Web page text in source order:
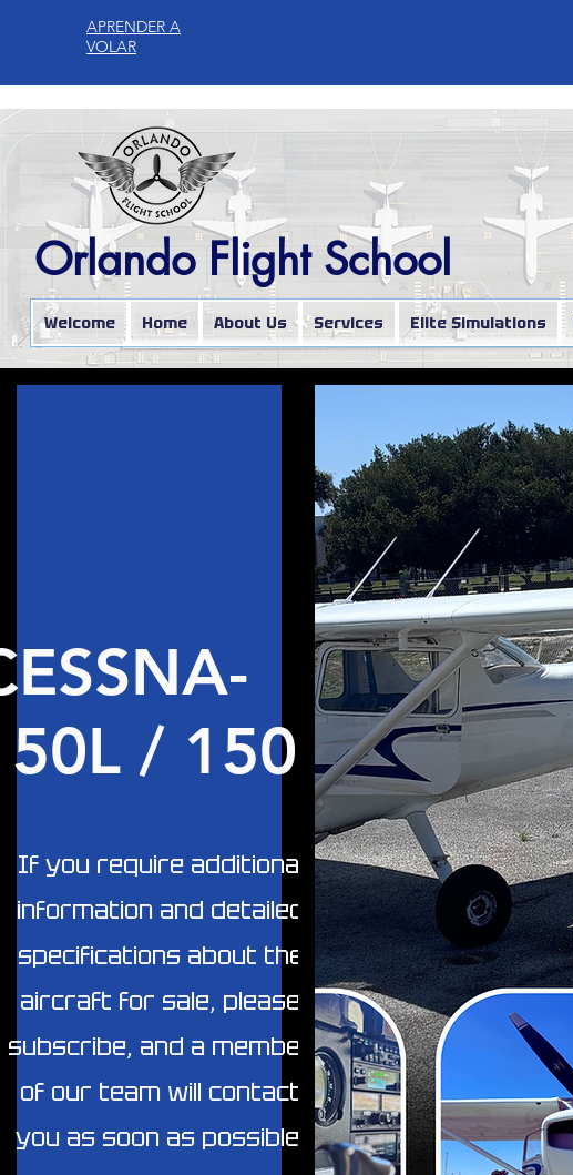
APRENDER A
VOLAR
Orlando Flight School
Welcome Home About Us Services Elite Simulations
/ 150K
If you require additional
information and detailed
specifications about the
aircraft for sale, please
subscribe, and a member
of our team will contact
you as soon as possible.